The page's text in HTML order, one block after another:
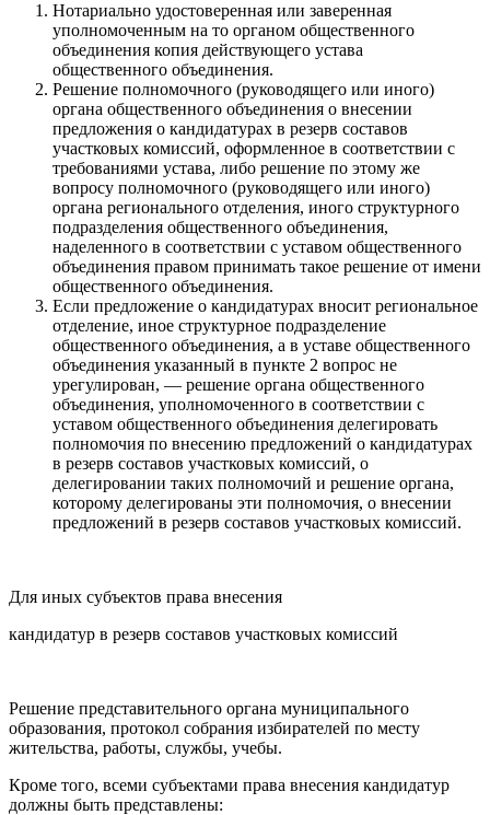
Нотариально удостоверенная или заверенная
уполномоченным на то органом общественного
объединения копия действующего устава
общественного объединения.
Решение полномочного (руководящего или иного)
органа общественного объединения о внесении
предложения о кандидатурах в резерв составов
участковых комиссий, оформленное в соответствии с
требованиями устава, либо решение по этому же
вопросу полномочного (руководящего или иного)
органа регионального отделения, иного структурного
подразделения общественного объединения,
наделенного в соответствии с уставом общественного
объединения правом принимать такое решение от имени
общественного объединения.
Если предложение о кандидатурах вносит региональное
отделение, иное структурное подразделение
общественного объединения, а в уставе общественного
объединения указанный в пункте 2 вопрос не
урегулирован, — решение органа общественного
объединения, уполномоченного в соответствии с
уставом общественного объединения делегировать
полномочия по внесению предложений о кандидатурах
в резерв составов участковых комиссий, о
делегировании таких полномочий и решение органа,
которому делегированы эти полномочия, о внесении
предложений в резерв составов участковых комиссий.
Для иных субъектов права внесения
кандидатур в резерв составов участковых комиссий
Решение представительного органа муниципального
образования, протокол собрания избирателей по месту
жительства, работы, службы, учебы.
Кроме того, всеми субъектами права внесения кандидатур
должны быть представлены: